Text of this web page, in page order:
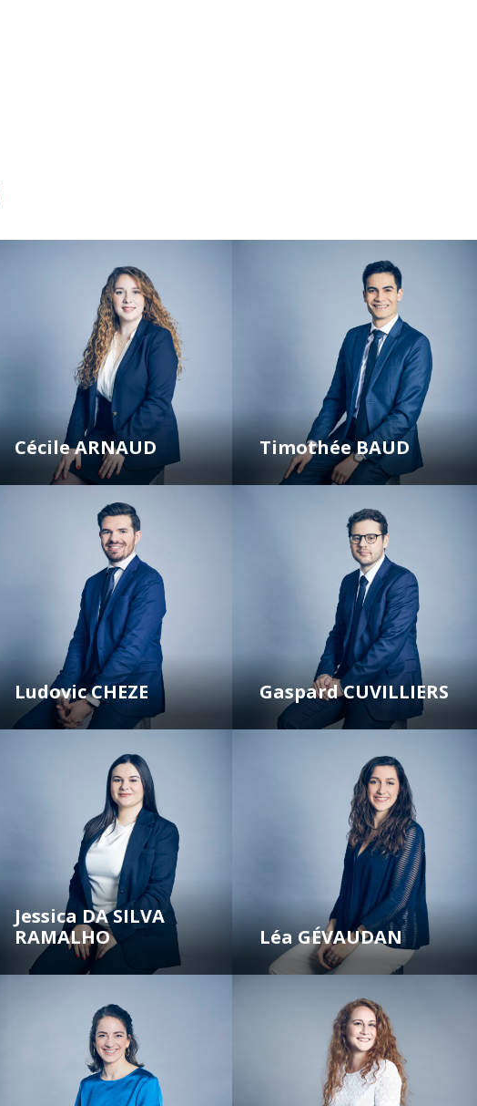
Cécile ARNAUD Timothée BAUD
Ludovic CHEZE Gaspard CUVILLIERS
Jessica DA SILVA
RAMALHO
Léa GÉVAUDAN